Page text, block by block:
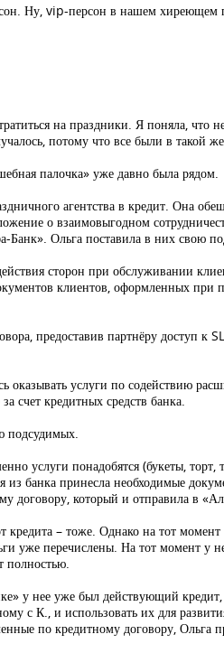
Ну, vip-персон в нашем хиреющем
на праздники. Я поняла, что
потому что все были в такой
палочка» уже давно была рядом.
агентства в кредит. Она
о взаимовыгодном
Ольга поставила в них свою
сторон при обслуживании
клиентов, оформленных при
предоставив партнёру доступ к
оказывать услуги по содействию
счет кредитных средств банка.
подсудимых.
услуги понадобятся (букеты, торт,
из банка принесла необходимые
договору, который и отправила в
кредита – тоже. Однако на тот
уже перечислены. На тот момент у
полностью.
у нее уже был действующий
с К., и использовать их для
по кредитному договору, Ольга